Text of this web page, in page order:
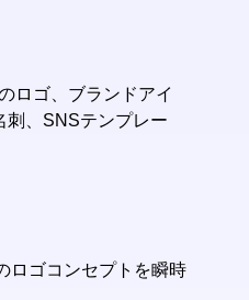
ロゴ、ブランドアイ
刺、SNSテンプレー
ロゴコンセプトを瞬時